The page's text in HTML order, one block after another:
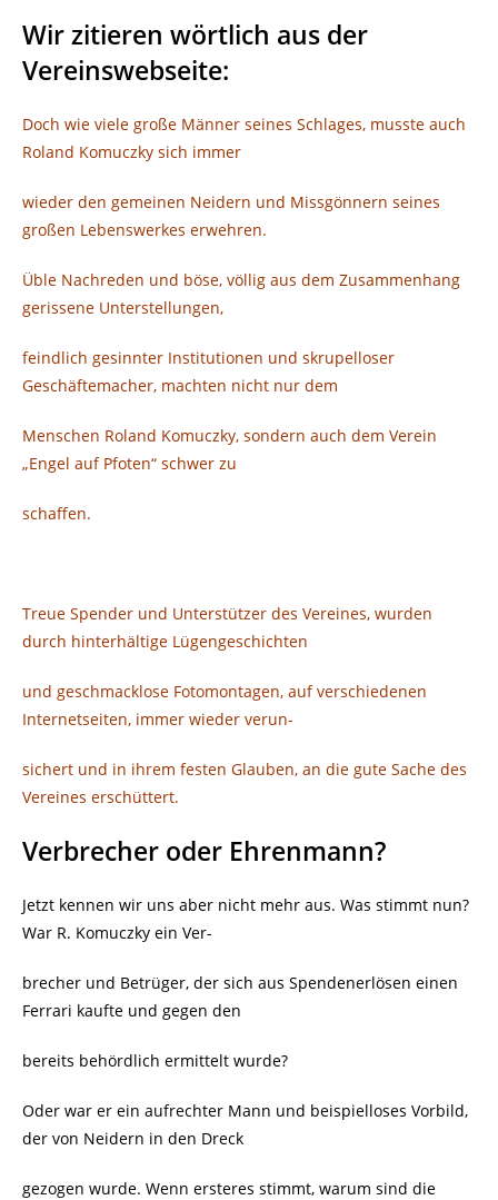
Wir zitieren wörtlich aus der
Vereinswebseite:
Doch wie viele große Männer seines Schlages, musste auch
Roland Komuczky sich immer
wieder den gemeinen Neidern und Missgönnern seines
großen Lebenswerkes erwehren.
Üble Nachreden und böse, völlig aus dem Zusammenhang
gerissene Unterstellungen,
feindlich gesinnter Institutionen und skrupelloser
Geschäftemacher, machten nicht nur dem
Menschen Roland Komuczky, sondern auch dem Verein
„Engel auf Pfoten“ schwer zu
schaffen.
Treue Spender und Unterstützer des Vereines, wurden
durch hinterhältige Lügengeschichten
und geschmacklose Fotomontagen, auf verschiedenen
Internetseiten, immer wieder verun-
sichert und in ihrem festen Glauben, an die gute Sache des
Vereines erschüttert.
Verbrecher oder Ehrenmann?
Jetzt kennen wir uns aber nicht mehr aus. Was stimmt nun?
War R. Komuczky ein Ver-
brecher und Betrüger, der sich aus Spendenerlösen einen
Ferrari kaufte und gegen den
bereits behördlich ermittelt wurde?
Oder war er ein aufrechter Mann und beispielloses Vorbild,
der von Neidern in den Dreck
gezogen wurde. Wenn ersteres stimmt, warum sind die